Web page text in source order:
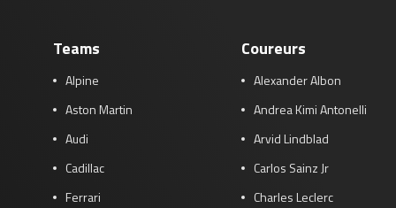
Teams
Alpine
Aston Martin
Audi
Cadillac
Ferrari
Coureurs
Alexander Albon
Andrea Kimi Antonelli
Arvid Lindblad
Carlos Sainz Jr
Charles Leclerc